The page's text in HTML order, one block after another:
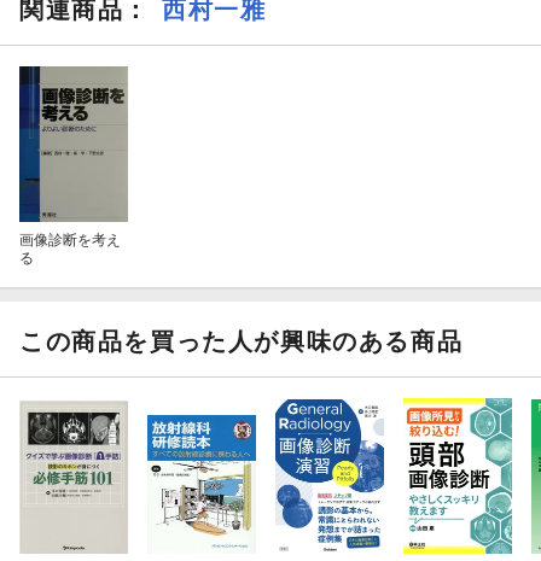
関連商品 ： 西村一雅
画像診断を考え
る
この商品を買った人が興味のある商品